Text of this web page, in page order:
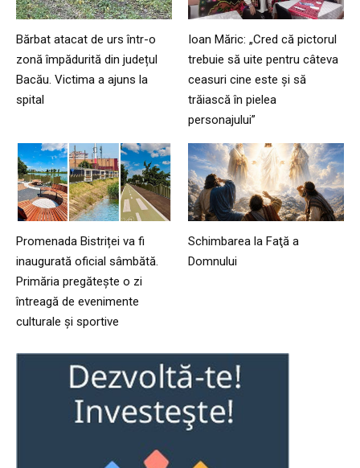
Bărbat atacat de urs într-o
zonă împădurită din județul
Bacău. Victima a ajuns la
spital
Ioan Măric: „Cred că pictorul
trebuie să uite pentru câteva
ceasuri cine este și să
trăiască în pielea
personajului”
Promenada Bistriței va fi
inaugurată oficial sâmbătă.
Primăria pregătește o zi
întreagă de evenimente
culturale și sportive
Schimbarea la Faţă a
Domnului